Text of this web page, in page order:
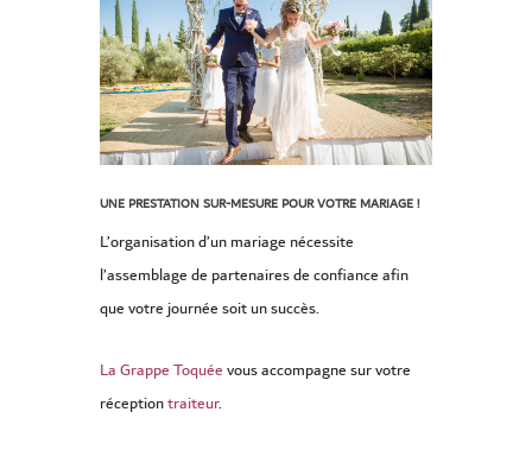
UNE PRESTATION SUR-MESURE POUR VOTRE MARIAGE !
L’organisation d’un mariage nécessite
l’assemblage de partenaires de confiance afin
que votre journée soit un succès.
La Grappe Toquéevous accompagne sur votre
réceptiontraiteur.